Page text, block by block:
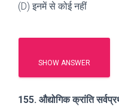
(D) इनमें से कोई नहीं
SHOW ANSWER
155. औद्योगिक क्रांति